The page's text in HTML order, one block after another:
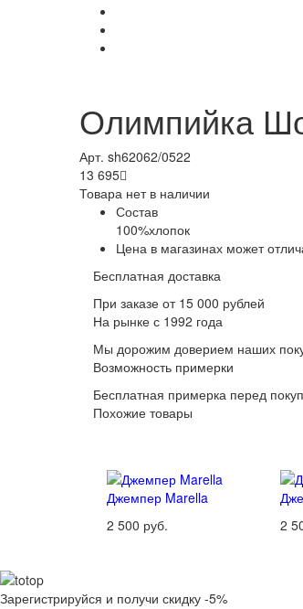
Олимпийка
Арт. sh62062/0522
13 695
Товара нет в наличии
Состав
100%хлопок
Цена в магазинах может
Бесплатная доставка
При заказе от 15 000 рублей
На рынке с 1992 года
Мы дорожим доверием наших
Возможность примерки
Бесплатная примерка перед
Похожие товары
Джемпер Marella
2 500 руб.
2
Зарегистрируйся и получи скидку -5%